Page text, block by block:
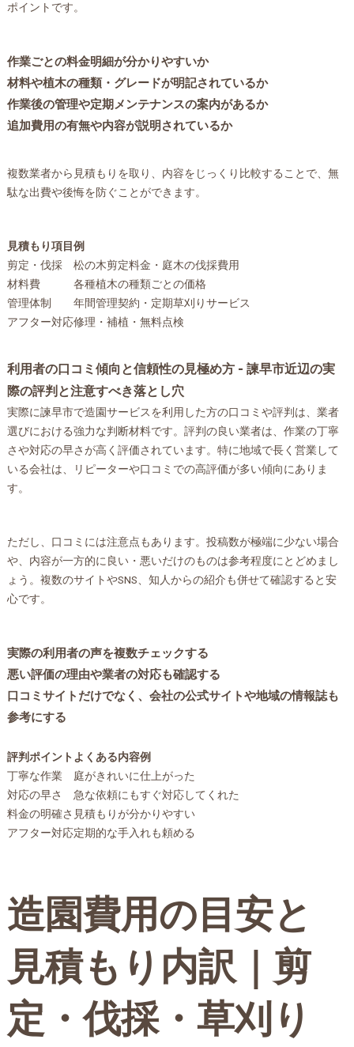
ポイントです。
作業ごとの料金明細が分かりやすいか
材料や植木の種類・グレードが明記されているか
作業後の管理や定期メンテナンスの案内があるか
追加費用の有無や内容が説明されているか
複数業者から見積もりを取り、内容をじっくり比較することで、無
駄な出費や後悔を防ぐことができます。
見積もり項目例
剪定・伐採
松の木剪定料金・庭木の伐採費用
材料費
各種植木の種類ごとの価格
管理体制
年間管理契約・定期草刈りサービス
アフター対応修理・補植・無料点検
利用者の口コミ傾向と信頼性の見極め方 - 諫早市近辺の実
際の評判と注意すべき落とし穴
実際に諫早市で造園サービスを利用した方の口コミや評判は、業者
選びにおける強力な判断材料です。評判の良い業者は、作業の丁寧
さや対応の早さが高く評価されています。特に地域で長く営業して
いる会社は、リピーターや口コミでの高評価が多い傾向にありま
す。
ただし、口コミには注意点もあります。投稿数が極端に少ない場合
や、内容が一方的に良い・悪いだけのものは参考程度にとどめまし
ょう。複数のサイトやSNS、知人からの紹介も併せて確認すると安
心です。
実際の利用者の声を複数チェックする
悪い評価の理由や業者の対応も確認する
口コミサイトだけでなく、会社の公式サイトや地域の情報誌も
参考にする
評判ポイントよくある内容例
丁寧な作業
庭がきれいに仕上がった
対応の早さ
急な依頼にもすぐ対応してくれた
料金の明確さ 見積もりが分かりやすい
アフター対応定期的な手入れも頼める
造園費用の目安と
見積もり内訳｜剪
定・伐採・草刈り